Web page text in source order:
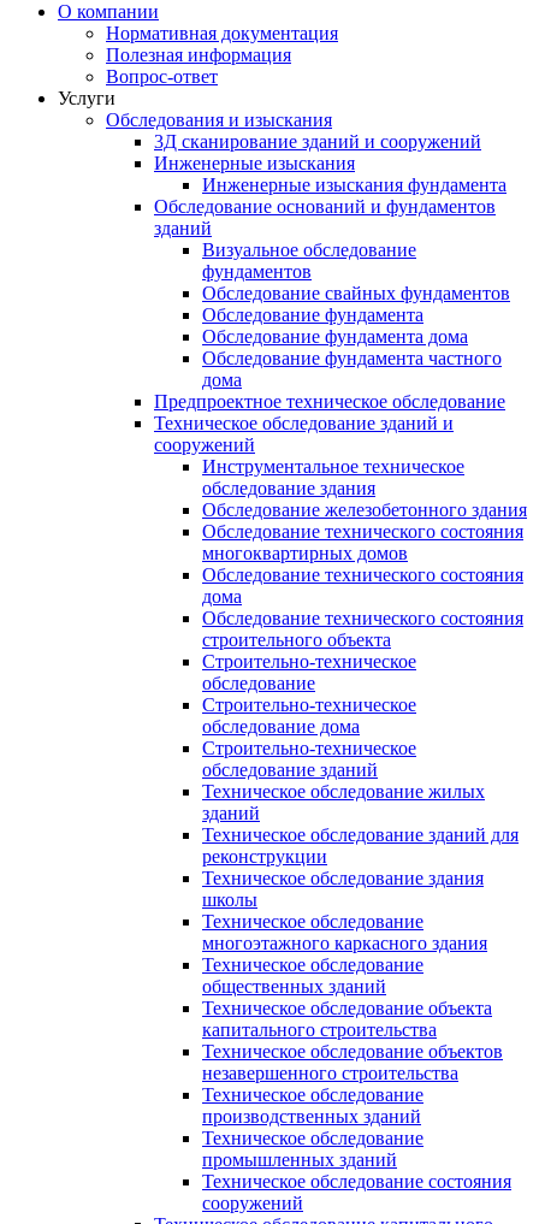
О компании
Нормативная документация
Полезная информация
Вопрос-ответ
Услуги
Обследования и изыскания
3Д сканирование зданий и сооружений
Инженерные изыскания
Инженерные изыскания фундамента
Обследование оснований и фундаментов
зданий
Визуальное обследование
фундаментов
Обследование свайных фундаментов
Обследование фундамента
Обследование фундамента дома
Обследование фундамента частного
дома
Предпроектное техническое обследование
Техническое обследование зданий и
сооружений
Инструментальное техническое
обследование здания
Обследование железобетонного здания
Обследование технического состояния
многоквартирных домов
Обследование технического состояния
дома
Обследование технического состояния
строительного объекта
Строительно-техническое
обследование
Строительно-техническое
обследование дома
Строительно-техническое
обследование зданий
Техническое обследование жилых
зданий
Техническое обследование зданий для
реконструкции
Техническое обследование здания
школы
Техническое обследование
многоэтажного каркасного здания
Техническое обследование
общественных зданий
Техническое обследование объекта
капитального строительства
Техническое обследование объектов
незавершенного строительства
Техническое обследование
производственных зданий
Техническое обследование
промышленных зданий
Техническое обследование состояния
сооружений